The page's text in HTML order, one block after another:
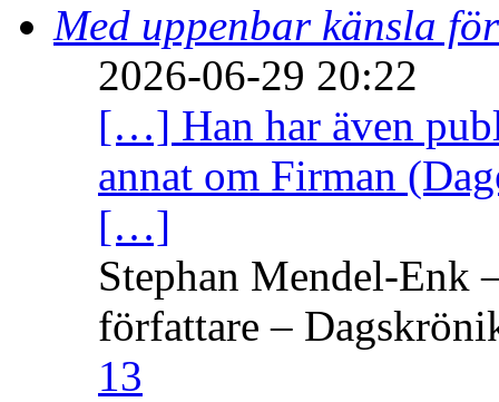
Med uppenbar känsla
2026-06-29 20:22
[…] Han har även
annat om Firman
[…]
Stephan Mendel-Enk
författare –
13